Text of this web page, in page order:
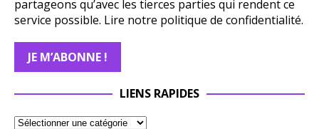
partageons qu’avec les tierces parties qui rendent ce
service possible. Lire notre politique de confidentialité.
LIENS RAPIDES